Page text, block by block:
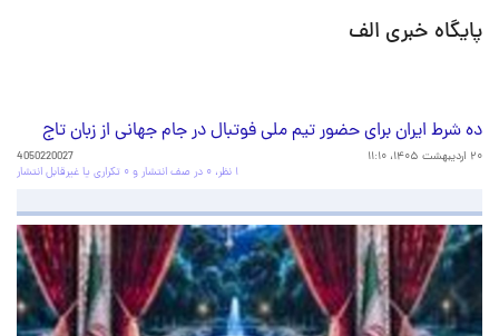
پایگاه خبری الف
ده شرط ایران برای حضور تیم ملی فوتبال در جام جهانی از زبان تاج
۲۰ اردیبهشت ۱۴۰۵، ۱۱:۱۰
4050220027
۱ نظر، ۰ در صف انتشار و ۰ تکراری یا غیرقابل انتشار